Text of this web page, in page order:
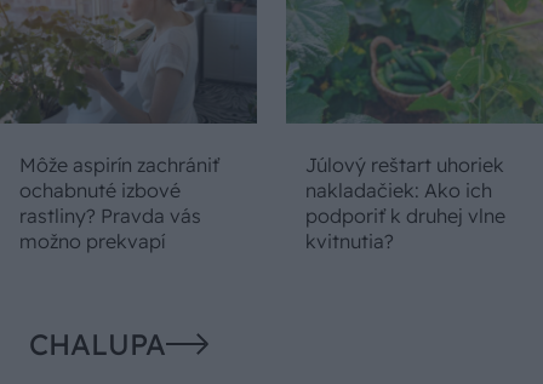
Môže aspirín zachrániť
ochabnuté izbové
rastliny? Pravda vás
možno prekvapí
Júlový reštart uhoriek
nakladačiek: Ako ich
podporiť k druhej vlne
kvitnutia?
CHALUPA